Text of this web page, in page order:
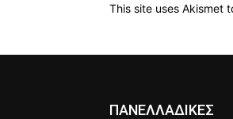
This site uses Akismet
ΠΑΝΕΛΛΑΔΙΚΕΣ